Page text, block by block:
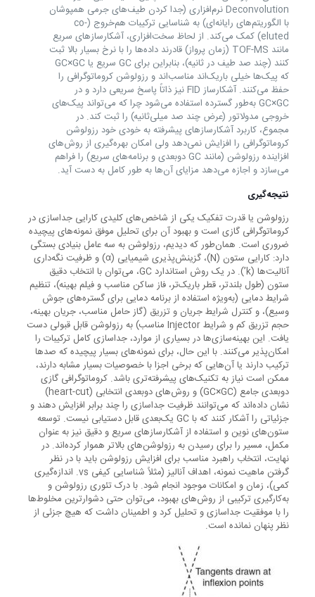
Deconvolution نرم‌افزاری (جدا کردن طیف‌های جرمی همپوشان
با الگوریتم‌های رایانه‌ای) به شناسایی ترکیبات هم‌خروج (co-
eluted) کمک می‌کند. از لحاظ سخت‌افزاری، آشکارسازهای سریع
مانند TOF-MS (زمان پرواز) قادرند داده‌ها را با نرخ بسیار بالا ثبت
کنند (چند صد طیف در ثانیه)، بنابراین برای GC سریع یا GC×GC
که پیک‌ها خیلی باریک‌اند مناسب‌اند و رزولوشن کروماتوگرافی را
حفظ می‌کنند. آشکارساز FID نیز ذاتاً پاسخ سریعی دارد و در
GC×GC به‌طور گسترده استفاده می‌شود چرا که می‌تواند پیک‌های
خروجی مدولاتور (عرض چند صد میلی‌ثانیه) را ثبت کند. در
مجموع، کاربرد آشکارسازهای پیشرفته به خودی خود رزولوشن
کروماتوگرافی را افزایش نمی‌دهد ولی امکان بهره‌گیری از روش‌های
افزاینده رزولوشن (مانند GC دو‌بعدی و برنامه‌های سریع) را فراهم
می‌سازد و اجازه می‌دهد مزایای آن‌ها به طور کامل به دست آید.
نتیجه‌گیری
رزولوشن یا قدرت تفکیک یکی از شاخص‌های کلیدی کارایی جداسازی در
کروماتوگرافی گازی است و بهبود آن برای تحلیل موفق نمونه‌های پیچیده
ضروری است. همان‌طور که دیدیم، رزولوشن به سه عامل بنیادی بستگی
دارد: کارایی ستون (N)، گزینش‌پذیری شیمیایی (α) و ظرفیت نگه‌داری
آنالیت‌ها (k’). در یک روش استاندارد GC، می‌توان با انتخاب دقیق
ستون (طول بلندتر، قطر باریک‌تر، فاز ساکن مناسب و فیلم بهینه)، تنظیم
شرایط دمایی (به‌ویژه استفاده از برنامه دمایی برای گستره‌های جوش
وسیع)، و کنترل شرایط جریان و تزریق (گاز حامل مناسب، جریان بهینه،
حجم تزریق کم و شرایط Injector مناسب) به رزولوشن قابل قبولی دست
یافت. این بهینه‌سازی‌ها در بسیاری از موارد، جداسازی کامل ترکیبات را
امکان‌پذیر می‌کنند. با این حال، برای نمونه‌های بسیار پیچیده که صدها
ترکیب دارند یا آن‌هایی که برخی اجزا با خصوصیات بسیار مشابه دارند،
ممکن است نیاز به تکنیک‌های پیشرفته‌تری باشد. کروماتوگرافی گازی
دو‌بعدی جامع (GC×GC) و روش‌های دو‌بعدی انتخابی (heart-cut)
نشان داده‌اند که می‌توانند ظرفیت جداسازی را چند برابر افزایش دهند و
جزئیاتی را آشکار کنند که با GC یک‌بعدی قابل دستیابی نیست. توسعه
ستون‌های نوین و استفاده از آشکارسازهای سریع و دقیق نیز به عنوان
مکمل، مسیر را برای رسیدن به رزولوشن‌های بالاتر هموار کرده‌اند. در
نهایت، انتخاب راهبرد مناسب برای افزایش رزولوشن باید با در نظر
گرفتن ماهیت نمونه، اهداف آنالیز (مثلاً شناسایی کیفی vs. اندازه‌گیری
کمی)، زمان و امکانات موجود انجام شود. با درک تئوری رزولوشن و
به‌کارگیری ترکیبی از روش‌های بهبود، می‌توان حتی دشوارترین مخلوط‌ها
را با موفقیت جداسازی و تحلیل کرد و اطمینان داشت که هیچ جزئی از
نظر پنهان نمانده است.